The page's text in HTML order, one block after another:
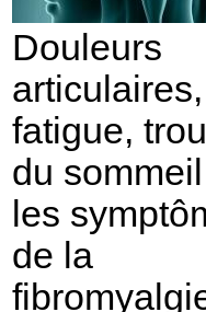
Douleurs
articulaires,
fatigue,
du
les
de la